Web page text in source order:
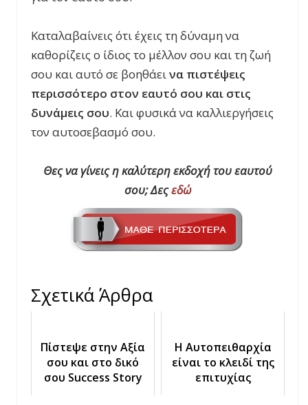
Καταλαβαίνεις ότι έχεις τη δύναμη να
καθορίζεις ο ίδιος το μέλλον σου και τη ζωή
σου και αυτό σε βοηθάεινα πιστέψεις
περισσότερο στον εαυτό σου και στις
δυνάμεις σου. Και φυσικά να καλλιεργήσεις
τον αυτοσεβασμό σου.
Θες να γίνεις η καλύτερη εκδοχή του εαυτού
σου; Δεςεδώ
Σχετικά Άρθρα
Πίστεψε στην Αξία
σου και στο δικό
σου Success Story
Η Αυτοπειθαρχία
είναι το κλειδί της
επιτυχίας